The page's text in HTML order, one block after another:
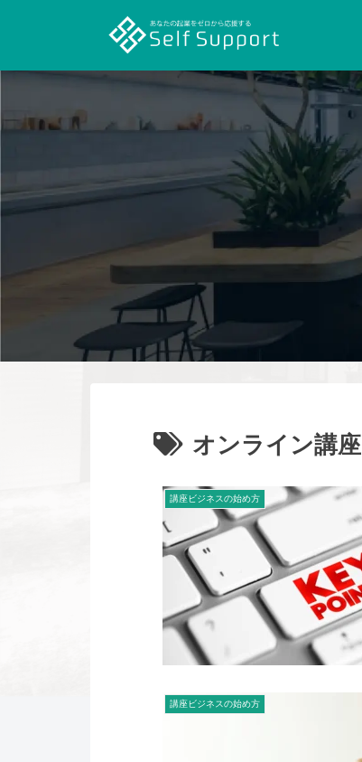
オンライン講座
講座ビジネスの始め方
講座ビジネスの始め方